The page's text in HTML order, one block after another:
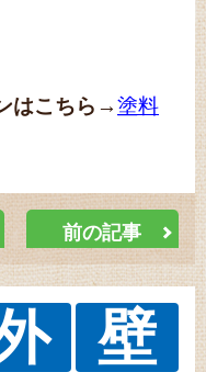
はこちら →塗料
前の記事
壁